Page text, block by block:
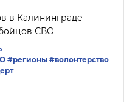
в Калининграде
СВО
#регионы #волонтерство